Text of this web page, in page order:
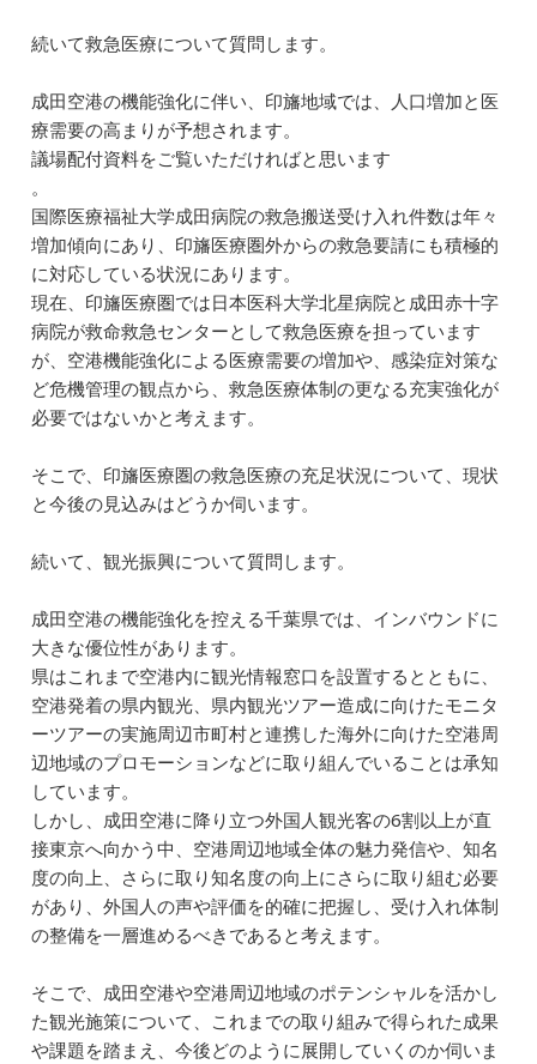
続いて救急医療について質問します。
成田空港の機能強化に伴い、印旛地域では、人口増加と医
療需要の高まりが予想されます。
議場配付資料をご覧いただければと思います
。
国際医療福祉大学成田病院の救急搬送受け入れ件数は年々
増加傾向にあり、印旛医療圏外からの救急要請にも積極的
に対応している状況にあります。
現在、印旛医療圏では日本医科大学北星病院と成田赤十字
病院が救命救急センターとして救急医療を担っています
が、空港機能強化による医療需要の増加や、感染症対策な
ど危機管理の観点から、救急医療体制の更なる充実強化が
必要ではないかと考えます。
そこで、印旛医療圏の救急医療の充足状況について、現状
と今後の見込みはどうか伺います。
続いて、観光振興について質問します。
成田空港の機能強化を控える千葉県では、インバウンドに
大きな優位性があります。
県はこれまで空港内に観光情報窓口を設置するとともに、
空港発着の県内観光、県内観光ツアー造成に向けたモニタ
ーツアーの実施周辺市町村と連携した海外に向けた空港周
辺地域のプロモーションなどに取り組んでいることは承知
しています。
しかし、成田空港に降り立つ外国人観光客の6割以上が直
接東京へ向かう中、空港周辺地域全体の魅力発信や、知名
度の向上、さらに取り知名度の向上にさらに取り組む必要
があり、外国人の声や評価を的確に把握し、受け入れ体制
の整備を一層進めるべきであると考えます。
そこで、成田空港や空港周辺地域のポテンシャルを活かし
た観光施策について、これまでの取り組みで得られた成果
や課題を踏まえ、今後どのように展開していくのか伺いま